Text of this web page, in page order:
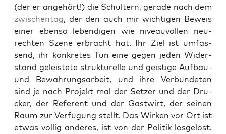
(der er ange­hört!) die Schul­tern, gera­de nach dem
zwi­schen­tag, der den auch mir wich­ti­gen Beweis
einer eben­so leben­di­gen wie niveau­vol­len neu­
rech­ten Sze­ne erbracht hat. Ihr Ziel ist umfas­
send, ihr kon­kre­tes Tun eine gegen jeden Wider­
stand geleis­te­te struk­tu­rel­le und geis­ti­ge Auf­bau-
und Bewah­rungs­ar­beit, und ihre Ver­bün­de­ten
sind je nach Pro­jekt mal der Set­zer und der Dru­
cker, der Refe­rent und der Gast­wirt, der sei­nen
Raum zur Ver­fü­gung stellt. Das Wir­ken vor Ort ist
etwas völ­lig ande­res, ist von der Poli­tik los­ge­löst.